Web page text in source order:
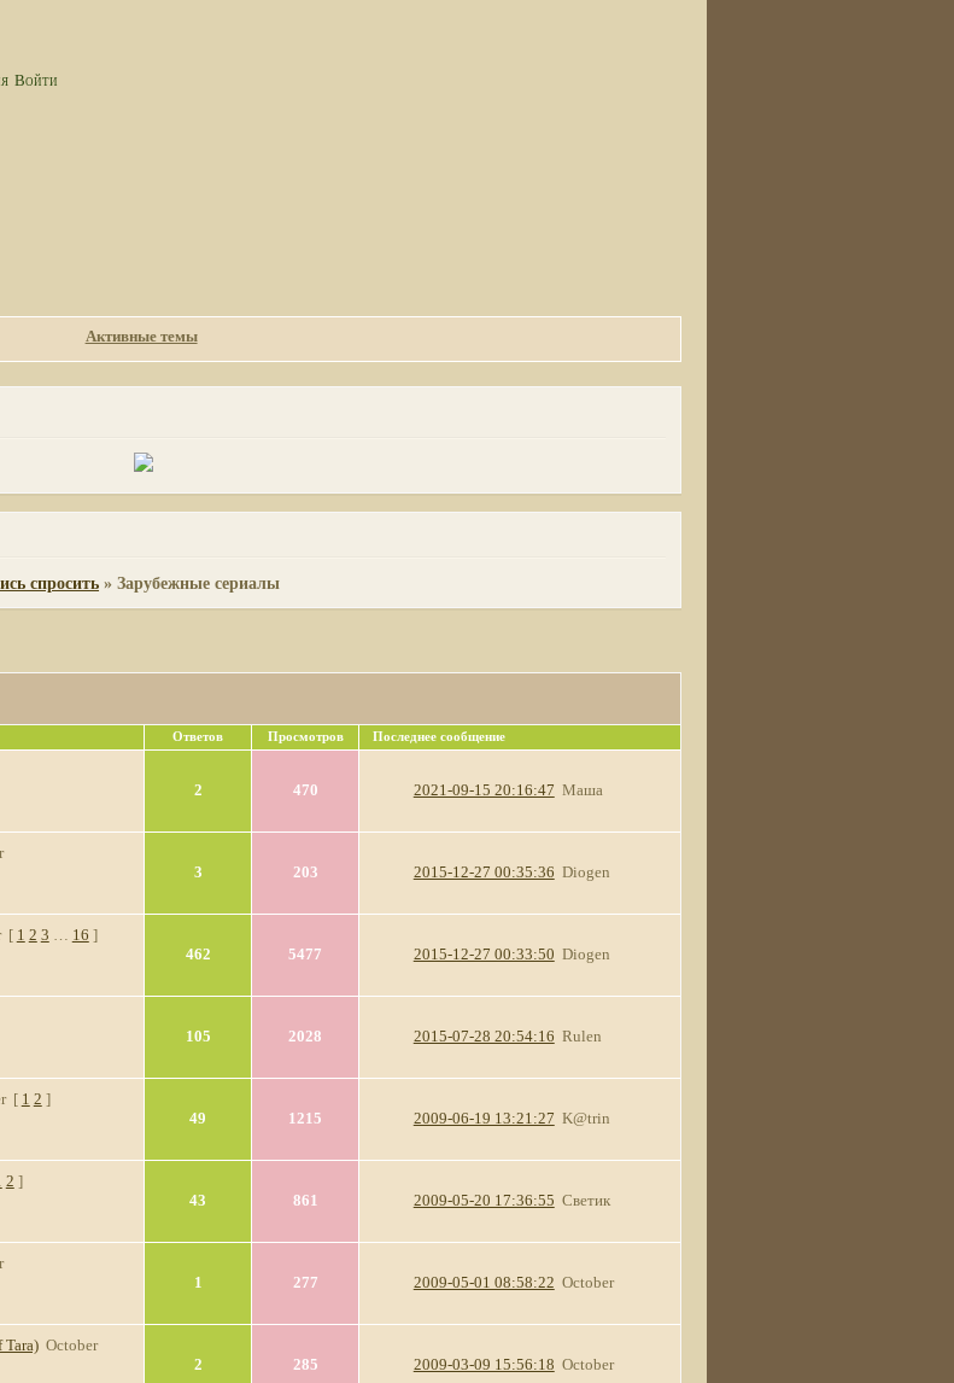
Войти
Активные темы
спросить »Зарубежные сериалы
Ответов Просмотров Последнее сообщение
2
470 2021-09-15 20:16:47 Маша
3
203 2015-12-27 00:35:36 Diogen
[ 1 2 3 … 16 ]
462
5477 2015-12-27 00:33:50 Diogen
105
2028 2015-07-28 20:54:16 Rulen
[ 1 2 ]
49
1215 2009-06-19 13:21:27 K@trin
2 ]
43
861 2009-05-20 17:36:55 Светик
1
277 2009-05-01 08:58:22 October
October
2
285 2009-03-09 15:56:18 October